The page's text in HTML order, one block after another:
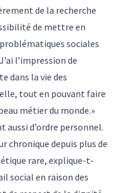
de la recherche
de mettre en
sociales
l’impression de
dans la vie des
tout en pouvant faire
métier du monde.»
aussi d’ordre personnel.
chronique depuis plus de
rare, explique-t-
social en raison des